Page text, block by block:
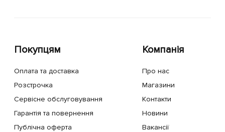
Покупцям
Оплата та доставка
Розстрочка
Сервісне обслуговування
Гарантія та повернення
Публічна оферта
Компанія
Про нас
Магазини
Контакти
Новини
Вакансії